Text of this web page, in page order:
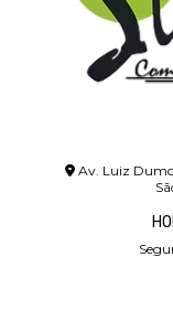
Av. Luiz